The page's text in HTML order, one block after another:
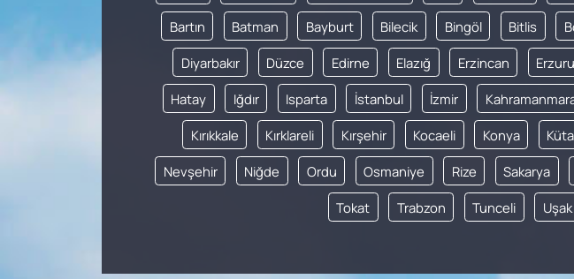
Bartın Batman Bayburt Bilecik Bingöl Bitlis
Diyarbakır Düzce Edirne Elazığ Erzincan
Hatay Iğdır Isparta İstanbul İzmir
Kırıkkale Kırklareli Kırşehir Kocaeli Konya
Nevşehir Niğde Ordu Osmaniye Rize Sakarya
Tokat Trabzon Tunceli Uşak